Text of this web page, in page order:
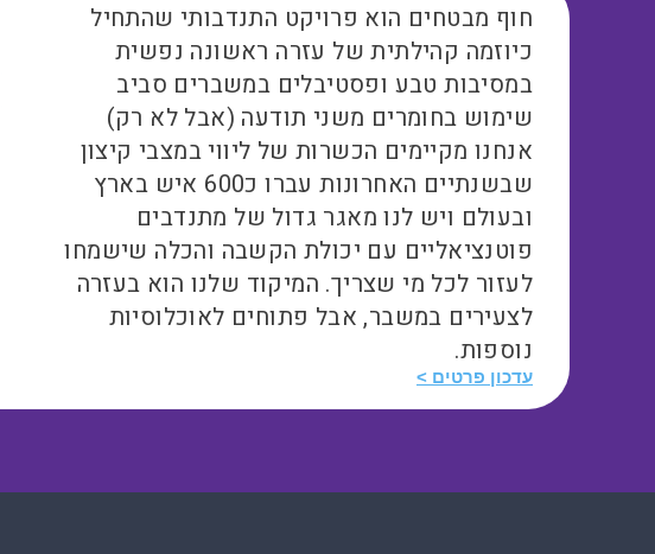
חוף מבטחים הוא פרויקט התנדבותי שהתחיל
כיוזמה קהילתית של עזרה ראשונה נפשית
במסיבות טבע ופסטיבלים במשברים סביב
שימוש בחומרים משני תודעה (אבל לא רק)
אנחנו מקיימים הכשרות של ליווי במצבי קיצון
שבשנתיים האחרונות עברו כ600 איש בארץ
ובעולם ויש לנו מאגר גדול של מתנדבים
פוטנציאליים עם יכולת הקשבה והכלה שישמחו
לעזור לכל מי שצריך. המיקוד שלנו הוא בעזרה
לצעירים במשבר, אבל פתוחים לאוכלוסיות
נוספות.
עדכון פרטים